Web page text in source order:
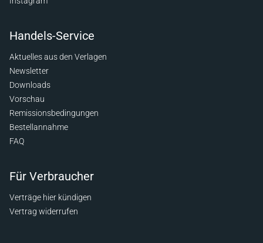
Handels-Service
Aktuelles aus den Verlagen
Newsletter
Downloads
Vorschau
Remissionsbedingungen
Bestellannahme
FAQ
Für Verbraucher
Verträge hier kündigen
Vertrag widerrufen